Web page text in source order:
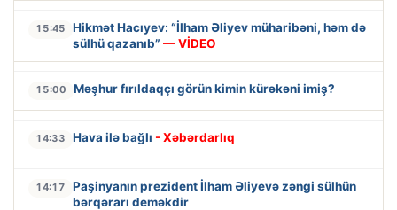
15:45
Hikmət Hacıyev: “İlham Əliyev müharibəni, həm də
sülhü qazanıb” — VİDEO
15:00 Məşhur fırıldaqçı görün kimin kürəkəni imiş?
14:33 Hava ilə bağlı - Xəbərdarlıq
14:17
Paşinyanın prezident İlham Əliyevə zəngi sülhün
bərqərarı deməkdir